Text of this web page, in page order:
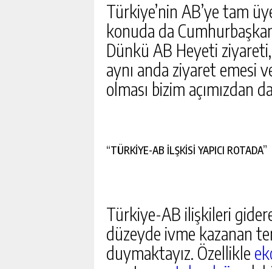
Türkiye’nin AB’ye tam
konuda da
Dünkü AB Heyeti
aynı anda ziyaret emesi
olması bizim açımızdan
“TÜRKİYE-AB İLŞKİSİ YAPICI ROTADA”
Türkiye-AB ilişkileri
düzeyde ivme kazanan
duymaktayız. Özellikle